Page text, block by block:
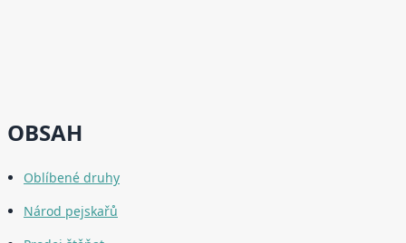
OBSAH
Oblíbené druhy
Národ pejskařů